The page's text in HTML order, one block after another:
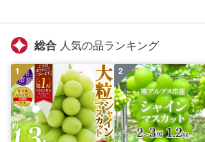
総合 人気の品ランキング
1 2